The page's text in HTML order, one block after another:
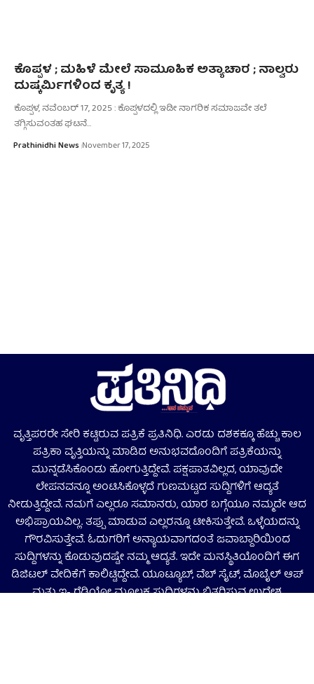
ಕೊಪ್ಪಳ ; ಮಹಿಳೆ ಮೇಲೆ ಸಾಮೂಹಿಕ ಅತ್ಯಾಚಾರ ; ನಾಲ್ವರು
ದುಷ್ಕರ್ಮಿಗಳಿಂದ ಕೃತ್ಯ !
ಕೊಪ್ಪಳ, ನವೆಂಬರ್‌ 17, 2025 : ಕೊಪ್ಪಳದಲ್ಲಿ ಇಡೀ ನಾಗರಿಕ ಸಮಾಜವೇ ತಲೆ
ತಗ್ಗಿಸುವಂತಹ ಘಟನೆ…
Prathinidhi News November 17, 2025
ವೃತ್ತಿಪರರೇ ಸೇರಿ ಕಟ್ಟಿರುವ ಪತ್ರಿಕೆ ಪ್ರತಿನಿಧಿ. ಎರಡು ದಶಕಕ್ಕೂ ಹೆಚ್ಚು ಕಾಲ
ಪತ್ರಿಕಾ ವೃತ್ತಿಯನ್ನು ಮಾಡಿದ ಅನುಭವದೊಂದಿಗೆ ಪತ್ರಿಕೆಯನ್ನು
ಮುನ್ನಡೆಸಿಕೊಂಡು ಹೋಗುತ್ತಿದ್ದೇವೆ. ಪಕ್ಷಪಾತವಿಲ್ಲದ, ಯಾವುದೇ
ಲೇಪನವನ್ನೂ ಅಂಟಿಸಿಕೊಳ್ಳದೆ ಗುಣಮಟ್ಟದ ಸುದ್ದಿಗಳಿಗೆ ಆದ್ಯತೆ
ನೀಡುತ್ತಿದ್ದೇವೆ. ನಮಗೆ ಎಲ್ಲರೂ ಸಮಾನರು, ಯಾರ ಬಗ್ಗೆಯೂ ನಮ್ಮದೇ ಆದ
ಅಭಿಪ್ರಾಯವಿಲ್ಲ. ತಪ್ಪು ಮಾಡುವ ಎಲ್ಲರನ್ನೂ ಟೀಕಿಸುತ್ತೇವೆ. ಒಳ್ಳೆಯದನ್ನು
ಗೌರವಿಸುತ್ತೇವೆ. ಓದುಗರಿಗೆ ಅನ್ಯಾಯವಾಗದಂತೆ ಜವಾಬ್ದಾರಿಯಿಂದ
ಸುದ್ದಿಗಳನ್ನು ಕೊಡುವುದಷ್ಟೇ ನಮ್ಮ ಆದ್ಯತೆ. ಇದೇ ಮನಸ್ಥಿತಿಯೊಂದಿಗೆ ಈಗ
ಡಿಜಿಟಲ್‌ ವೇದಿಕೆಗೆ ಕಾಲಿಟ್ಟಿದ್ದೇವೆ. ಯೂಟ್ಯೂಬ್‌, ವೆಬ್ ಸೈಟ್‌, ಮೊಬೈಲ್‌ ಆಪ್‌
ಮತ್ತು ಇ- ರೆಡಿಯೋ ಮೂಲಕ ಸುದ್ದಿಗಳನ್ನು ಬಿತ್ತರಿಸುವ ಉದ್ದೇಶ